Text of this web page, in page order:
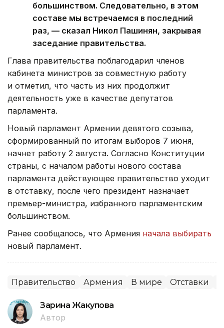
большинством. Следовательно, в этом
составе мы встречаемся в последний
раз, — сказал Никол Пашинян, закрывая
заседание правительства.
Глава правительства поблагодарил членов
кабинета министров за совместную работу
и отметил, что часть из них продолжит
деятельность уже в качестве депутатов
парламента.
Новый парламент Армении девятого созыва,
сформированный по итогам выборов 7 июня,
начнет работу 2 августа. Согласно Конституции
страны, с началом работы нового состава
парламента действующее правительство уходит
в отставку, после чего президент назначает
премьер-министра, избранного парламентским
большинством.
Ранее сообщалось, что Армения начала выбирать
новый парламент.
Правительство Армения В мире Отставки
Зарина Жакупова
Автор